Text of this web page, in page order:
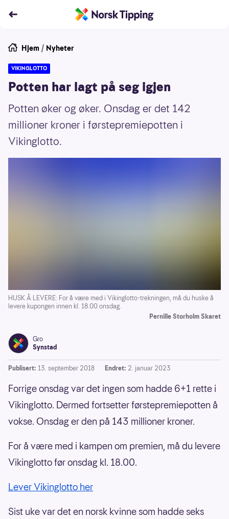
Hjem / Nyheter
VIKINGLOTTO
Potten har lagt på seg igjen
Potten øker og øker. Onsdag er det 142
millioner kroner i førstepremiepotten i
Vikinglotto.
HUSK Å LEVERE: For å være med i Vikinglotto-trekningen, må du huske å
levere kupongen innen kl. 18.00 onsdag.
Pernille Storholm Skaret
Gro
Synstad
Publisert: 13. september 2018 Endret: 2. januar 2023
Forrige onsdag var det ingen som hadde 6+1 rette i
Vikinglotto. Dermed fortsetter førstepremiepotten å
vokse. Onsdag er den på 143 millioner kroner.
For å være med i kampen om premien, må du levere
Vikinglotto før onsdag kl. 18.00.
Lever Vikinglotto her
Sist uke var det en norsk kvinne som hadde seks